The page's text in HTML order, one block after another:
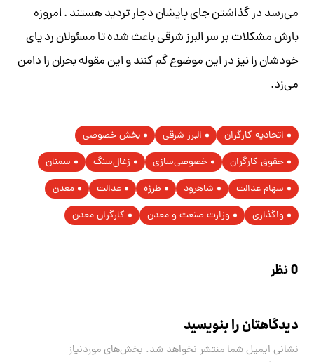
می‌رسد در گذاشتن جای پایشان دچار تردید هستند . امروزه
بارش مشکلات بر سر البرز شرقی باعث شده تا مسئولان رد پای
خودشان را نیز در این موضوع گم کنند و این مقوله بحران را دامن
می‌زد.
اتحادیه کارگران البرز شرقی
بخش خصوصی
حقوق کارگران
خصوصی‌سازی زغال‌سنگ
سمنان
سهام عدالت
شاهرود طرزه عدالت
معدن
واگذاری
وزارت صنعت و معدن کارگران معدن
0 نظر
دیدگاهتان را بنویسید
نشانی ایمیل شما منتشر نخواهد شد. بخش‌های موردنیاز